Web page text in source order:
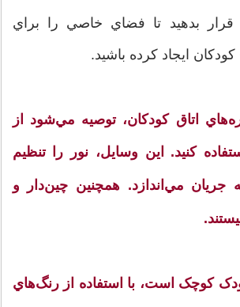
قرار بدهيد تا فضاي خاصي را براي
ايجاد کرده باشيد.
اتاق کودکان، توصيه مي‌شود از
کنيد. اين وسايل، نور را تنظيم
جريان مي‌اندازد. همچنين چين‌دار و
کوچک است، با استفاده از رنگ‌هاي